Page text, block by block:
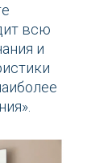
всю
и